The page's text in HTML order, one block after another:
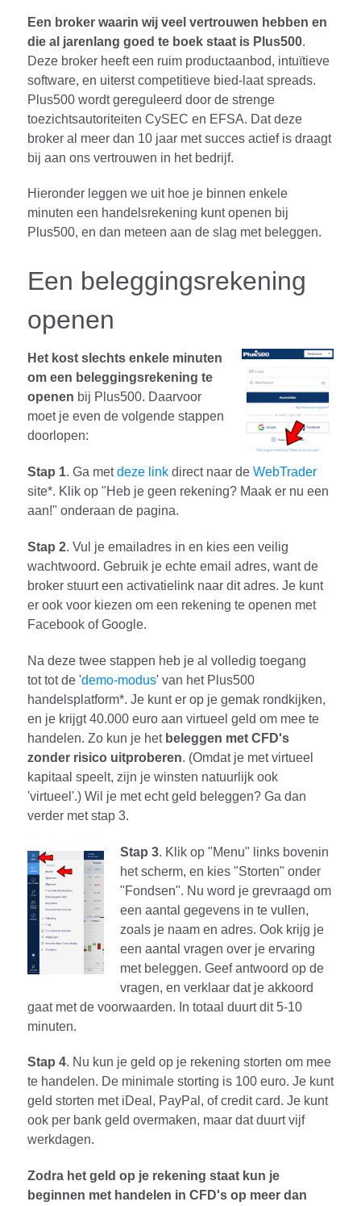
Een broker waarin wij veel vertrouwen hebben en
die al jarenlang goed te boek staat is Plus500.
Deze broker heeft een ruim productaanbod, intuïtieve
software, en uiterst competitieve bied-laat spreads.
Plus500 wordt gereguleerd door de strenge
toezichtsautoriteiten CySEC en EFSA. Dat deze
broker al meer dan 10 jaar met succes actief is draagt
bij aan ons vertrouwen in het bedrijf.
Hieronder leggen we uit hoe je binnen enkele
minuten een handelsrekening kunt openen bij
Plus500, en dan meteen aan de slag met beleggen.
Een beleggingsrekening
openen
Het kost slechts enkele minuten
om een beleggingsrekening te
openen bij Plus500. Daarvoor
moet je even de volgende stappen
doorlopen:
Stap 1. Ga metdeze link direct naar de WebTrader
site*. Klik op "Heb je geen rekening? Maak er nu een
aan!" onderaan de pagina.
Stap 2. Vul je emailadres in en kies een veilig
wachtwoord. Gebruik je echte email adres, want de
broker stuurt een activatielink naar dit adres. Je kunt
er ook voor kiezen om een rekening te openen met
Facebook of Google.
Na deze twee stappen heb je al volledig toegang
tot tot de 'demo-modus' van het Plus500
handelsplatform*. Je kunt er op je gemak rondkijken,
en je krijgt 40.000 euro aan virtueel geld om mee te
handelen. Zo kun je het beleggen met CFD's
zonder risico uitproberen. (Omdat je met virtueel
kapitaal speelt, zijn je winsten natuurlijk ook
'virtueel'.) Wil je met echt geld beleggen? Ga dan
verder met stap 3.
Stap 3. Klik op "Menu" links bovenin
het scherm, en kies "Storten" onder
"Fondsen". Nu word je grevraagd om
een aantal gegevens in te vullen,
zoals je naam en adres. Ook krijg je
een aantal vragen over je ervaring
met beleggen. Geef antwoord op de
vragen, en verklaar dat je akkoord
gaat met de voorwaarden. In totaal duurt dit 5-10
minuten.
Stap 4. Nu kun je geld op je rekening storten om mee
te handelen. De minimale storting is 100 euro. Je kunt
geld storten met iDeal, PayPal, of credit card. Je kunt
ook per bank geld overmaken, maar dat duurt vijf
werkdagen.
Zodra het geld op je rekening staat kun je
beginnen met handelen in CFD's op meer dan